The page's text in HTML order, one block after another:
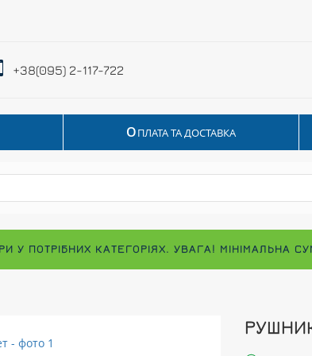
+38(095) 2-117-722
ОПЛАТА ТА ДОСТАВКА
У ПОТРІБНИХ КАТЕГОРІЯХ. УВАГА! МІНІМАЛЬНА